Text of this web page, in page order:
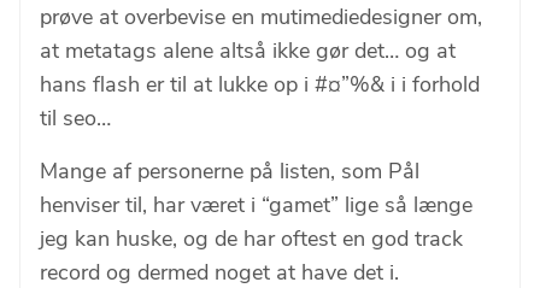
prøve at overbevise en mutimediedesigner om,
at metatags alene altså ikke gør det… og at
hans flash er til at lukke op i #¤”%& i i forhold
til seo…
Mange af personerne på listen, som Pål
henviser til, har været i “gamet” lige så længe
jeg kan huske, og de har oftest en god track
record og dermed noget at have det i.